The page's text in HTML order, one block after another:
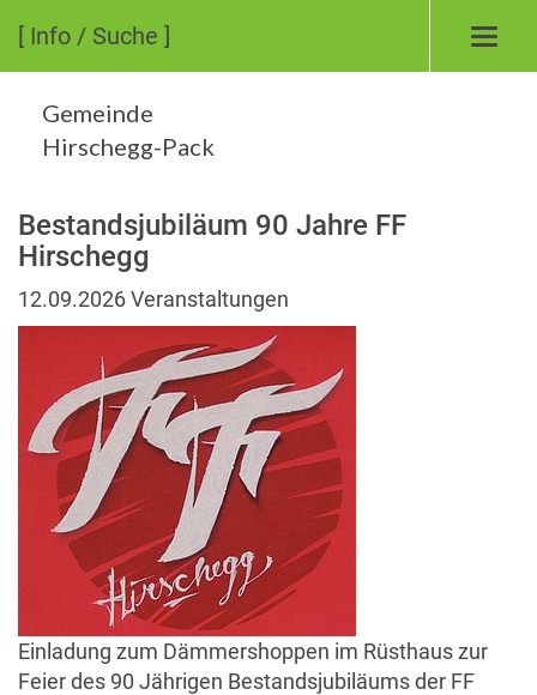
[ Info / Suche ]
Gemeinde
Hirschegg-Pack
Bestandsjubiläum 90 Jahre FF
Hirschegg
12.09.2026Veranstaltungen
Einladung zum Dämmershoppen im Rüsthaus zur
Feier des 90 Jährigen Bestandsjubiläums der FF